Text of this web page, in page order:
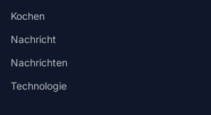
Kochen
Nachricht
Nachrichten
Technologie